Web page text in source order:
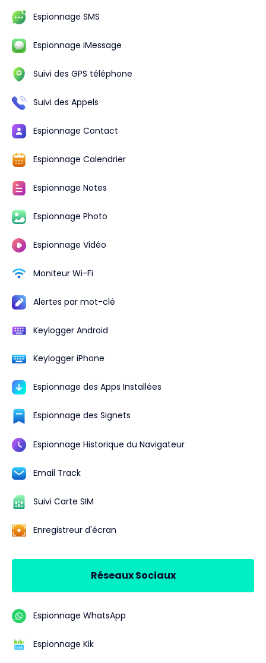
Espionnage SMS
Espionnage iMessage
Suivi des GPS téléphone
Suivi des Appels
Espionnage Contact
Espionnage Calendrier
Espionnage Notes
Espionnage Photo
Espionnage Vidéo
Moniteur Wi-Fi
Alertes par mot-clé
Keylogger Android
Keylogger iPhone
Espionnage des Apps Installées
Espionnage des Signets
Espionnage Historique du Navigateur
Email Track
Suivi Carte SIM
Enregistreur d'écran
Réseaux Sociaux
Espionnage WhatsApp
Espionnage Kik